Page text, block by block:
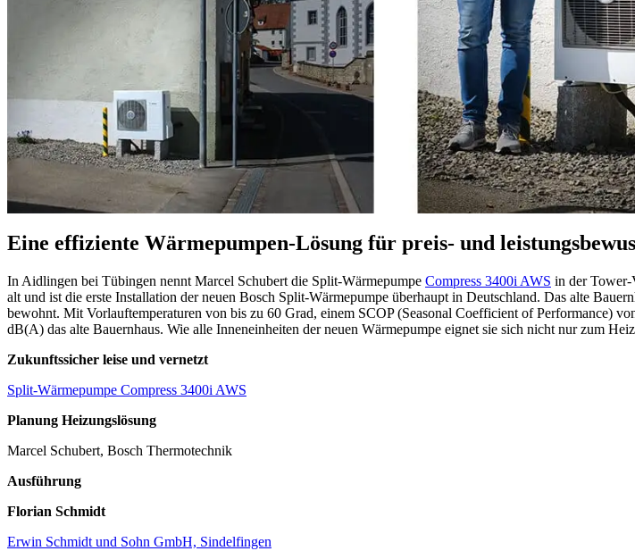
Eine effiziente Wärmepumpen-Lösung für preis- und
In Aidlingen bei Tübingen nennt Marcel Schubert die Split-Wärmepumpe Compress 3400i AWS in der Tower-
alt und ist die erste Installation der neuen Bosch Split-Wärmepumpe überhaupt in Deutschland. Das alte
bewohnt. Mit Vorlauftemperaturen von bis zu 60 Grad, einem SCOP (Seasonal Coefficient of Performance)
dB(A) das alte Bauernhaus. Wie alle Inneneinheiten der neuen Wärmepumpe eignet sie sich nicht nur zum
Zukunftssicher leise und vernetzt
Split-Wärmepumpe Compress 3400i AWS
Planung Heizungslösung
Marcel Schubert, Bosch Thermotechnik
Ausführung
Florian Schmidt
Erwin Schmidt und Sohn GmbH, Sindelfingen